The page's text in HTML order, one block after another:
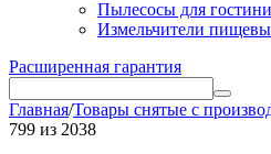
Пылесосы для
Измельчители
Расширенная гарантия
Главная/Товары снятые с
799 из 2038